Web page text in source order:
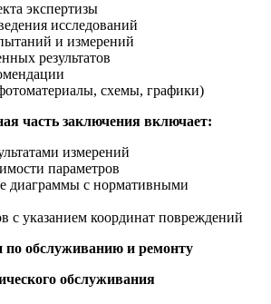
экспертизы
исследований
и измерений
результатов
схемы, графики)
часть заключения включает:
измерений
параметров
диаграммы с нормативными
с указанием координат повреждений
по обслуживанию и ремонту
обслуживания